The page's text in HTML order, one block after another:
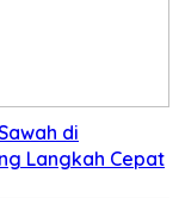
di
Langkah Cepat